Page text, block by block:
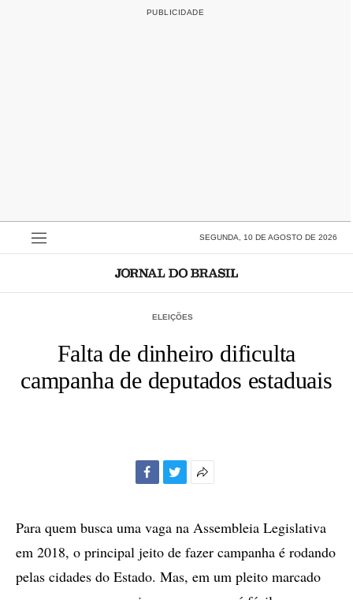
SEGUNDA, 10 DE AGOSTO DE 2026
ELEIÇÕES
Falta de dinheiro dificulta
campanha de deputados estaduais
compartilhamento
Para quem busca uma vaga na Assembleia Legislativa
em 2018, o principal jeito de fazer campanha é rodando
pelas cidades do Estado. Mas, em um pleito marcado